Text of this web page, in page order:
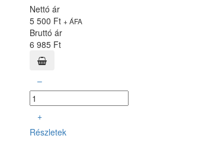
Nettó ár
5 500 Ft + ÁFA
Bruttó ár
6 985 Ft
–
+
Részletek